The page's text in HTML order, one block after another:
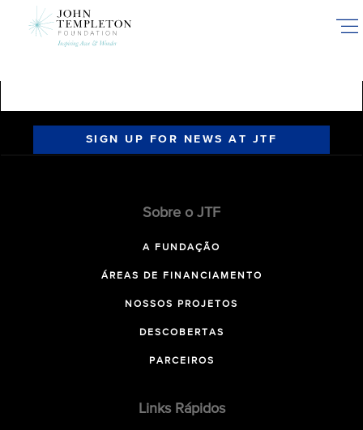
SIGN UP FOR NEWS AT JTF
Sobre o JTF
A FUNDAÇÃO
ÁREAS DE FINANCIAMENTO
NOSSOS PROJETOS
DESCOBERTAS
PARCEIROS
Links Rápidos